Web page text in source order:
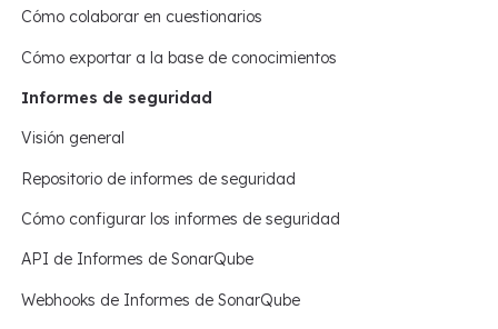
Cómo colaborar en cuestionarios
Cómo exportar a la base de conocimientos
Informes de seguridad
Visión general
Repositorio de informes de seguridad
Cómo configurar los informes de seguridad
API de Informes de SonarQube
Webhooks de Informes de SonarQube